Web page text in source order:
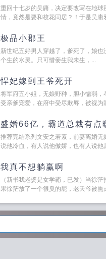
重回十七岁的吴庸，决定要改写在地
情，竟然是要和校花同居？！于是吴庸
极品小郡王
新世纪五好男人穿越了，爹死了，娘
个生的水灵。只可惜妾生我未生，...
悍妃嫁到王爷死开
将军府五小姐，无娘野种，胆小懦弱
受亲爹宠爱，在府中受尽欺辱，被视为
盛婚66亿，霸道总裁有点
推荐完结系列文安之若素，前妻离婚
说他冷血，有人说他傲娇，也有人说他
我真不想躺赢啊
（新书我老婆是女学霸，已发）当徐
果徐茫放了一个很臭的屁，老天爷被熏